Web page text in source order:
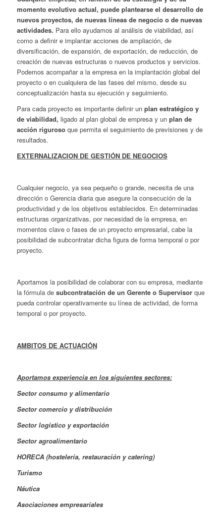
momento evolutivo actual, puede plantearse el desarrollo de
nuevos proyectos, de nuevas líneas de negocio o de nuevas
actividades. Para ello ayudamos al análisis de viabilidad, así
como a definir e implantar acciones de ampliación, de
diversificación, de expansión, de exportación, de reducción, de
creación de nuevas estructuras o nuevos productos y servicios.
Podemos acompañar a la empresa en la implantación global del
proyecto o en cualquiera de las fases del mismo, desde su
conceptualización hasta su ejecución y seguimiento.
Para cada proyecto es importante definir un plan estratégico y
de viabilidad, ligado al plan global de empresa y un plan de
acción rigurosoque permita el seguimiento de previsiones y de
resultados.
EXTERNALIZACION DE GESTIÓN DE NEGOCIOS
Cualquier negocio, ya sea pequeño o grande, necesita de una
dirección o Gerencia diaria que asegure la consecución de la
productividad y de los objetivos establecidos. En determinadas
estructuras organizativas, por necesidad de la empresa, en
momentos clave o fases de un proyecto empresarial, cabe la
posibilidad de subcontratar dicha figura de forma temporal o por
proyecto.
Aportamos la posibilidad de colaborar con su empresa, mediante
la fórmula de subcontratación de un Gerente o Supervisorque
pueda controlar operativamente su línea de actividad, de forma
temporal o por proyecto.
AMBITOS DE ACTUACIÓN
Aportamos experiencia en los siguientes sectores:
Sector consumo y alimentario
Sector comercio y distribución
Sector logístico y exportación
Sector agroalimentario
HORECA (hostelería, restauración y catering)
Turismo
Náutica
Asociaciones empresariales